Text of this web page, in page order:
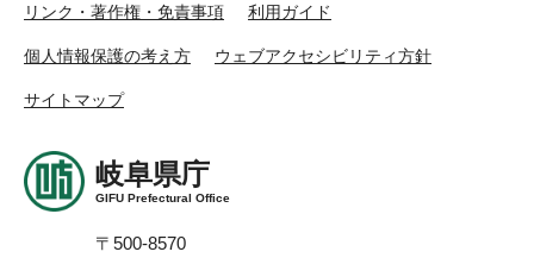
リンク・著作権・免責事項 利用ガイド
個人情報保護の考え方 ウェブアクセシビリティ方針
サイトマップ
岐阜県庁
GIFU Prefectural Office
〒500-8570